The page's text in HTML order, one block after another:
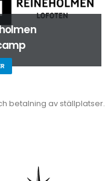
betalning av ställplatser.